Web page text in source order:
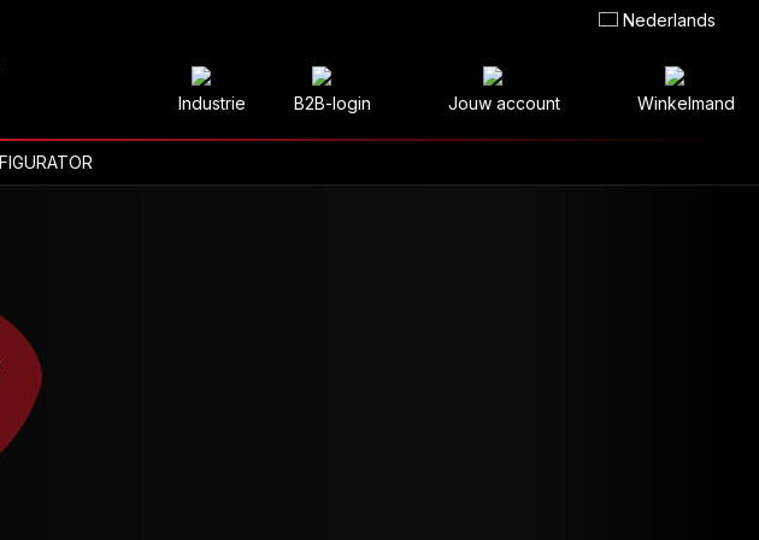
Nederlands
Industrie B2B-login Jouw account Winkelmand